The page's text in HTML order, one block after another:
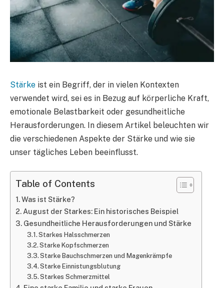
Stärke ist ein Begriff, der in vielen Kontexten
verwendet wird, sei es in Bezug auf körperliche Kraft,
emotionale Belastbarkeit oder gesundheitliche
Herausforderungen. In diesem Artikel beleuchten wir
die verschiedenen Aspekte der Stärke und wie sie
unser tägliches Leben beeinflusst.
Table of Contents
Was ist Stärke?
August der Starkes: Ein historisches Beispiel
Gesundheitliche Herausforderungen und Stärke
Starkes Halsschmerzen
Starke Kopfschmerzen
Starke Bauchschmerzen und Magenkrämpfe
Starke Einnistungsblutung
Starkes Schmerzmittel